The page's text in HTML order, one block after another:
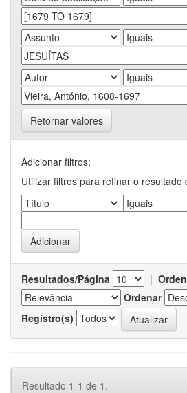
Retornar valores
Adicionar filtros:
Utilizar filtros para refinar o resultado
Resultados/Página |
Ordenar
Registro(s)
Resultado 1-1 de 1.